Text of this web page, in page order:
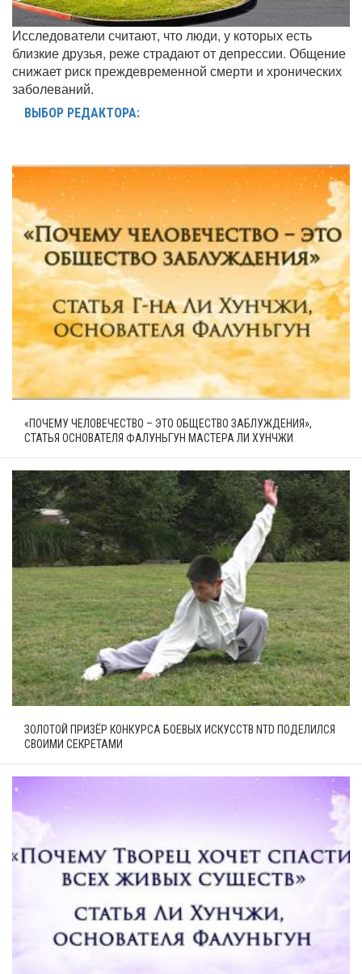
Исследователи считают, что люди, у которых есть
близкие друзья, реже страдают от депрессии. Общение
снижает риск преждевременной смерти и хронических
заболеваний.
ВЫБОР РЕДАКТОРА:
«ПОЧЕМУ ЧЕЛОВЕЧЕСТВО – ЭТО ОБЩЕСТВО ЗАБЛУЖДЕНИЯ»,
СТАТЬЯ ОСНОВАТЕЛЯ ФАЛУНЬГУН МАСТЕРА ЛИ ХУНЧЖИ
ЗОЛОТОЙ ПРИЗЁР КОНКУРСА БОЕВЫХ ИСКУССТВ NTD ПОДЕЛИЛСЯ
СВОИМИ СЕКРЕТАМИ